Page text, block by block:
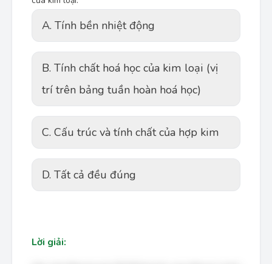
A. Tính bền nhiệt động
B. Tính chất hoá học của kim loại (vị
trí trên bảng tuần hoàn hoá học)
C. Cấu trúc và tính chất của hợp kim
D. Tất cả đều đúng
Lời giải: